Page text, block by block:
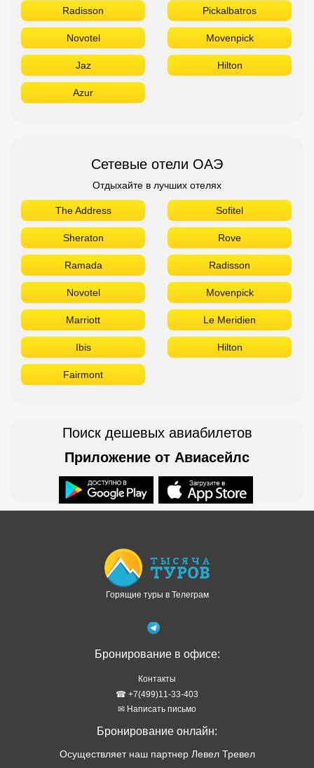
Сетевые отели ОАЭ
Отдыхайте в лучших отелях
Marriott Le Meridien
Ibis Hilton
Fairmont
Поиск дешевых авиабилетов
Приложение от Авиасейлс
Горящие туры в Телеграм
☎ +7(499)11-33-403
✉ Написать письмо
Бронирование онлайн:
Туры в рассрочку
Правовая информация
Политика обработки персональных данных
Подбор тура в WhatsApp
ТОП стран